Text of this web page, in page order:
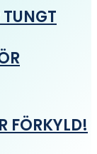
FÖRKYLD!